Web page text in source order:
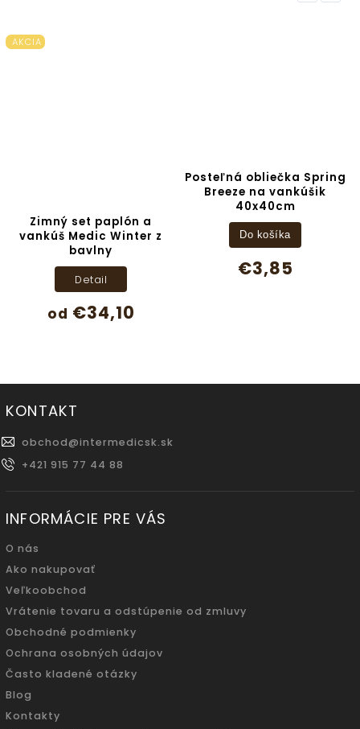
AKCIA
Zimný set paplón a
vankúš Medic Winter z
bavlny
od €34,10
Detail
Posteľná obliečka Spring
Breeze na vankúšik
40x40cm
€3,85
Do košíka
KONTAKT
obchod@intermedicsk.sk
+421 915 77 44 88
INFORMÁCIE PRE VÁS
O nás
Ako nakupovať
Veľkoobchod
Vrátenie tovaru a odstúpenie od zmluvy
Obchodné podmienky
Ochrana osobných údajov
Často kladené otázky
Blog
Kontakty